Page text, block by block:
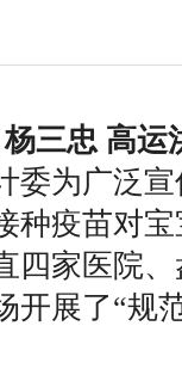
三忠 高运
委为广泛
种疫苗对
四家医院
开展了“规